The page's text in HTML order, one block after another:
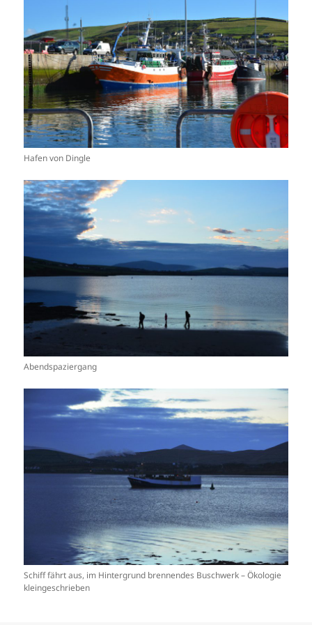
Hafen von Dingle
Abendspaziergang
Schiff fährt aus, im Hintergrund brennendes Buschwerk – Ökologie
kleingeschrieben